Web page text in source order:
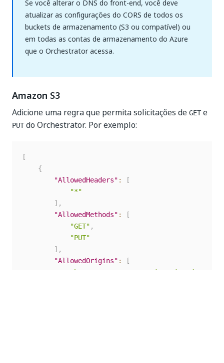
Se você alterar o DNS do front-end, você deve
atualizar as configurações do CORS de todos os
buckets de armazenamento (S3 ou compatível) ou
em todas as contas de armazenamento do Azure
que o Orchestrator acessa.
Amazon S3
Adicione uma regra que permita solicitações de GETe
PUTdo Orchestrator. Por exemplo:
[
{
"AllowedHeaders" :
[
"*"
] ,
"AllowedMethods" :
[
"GET" ,
"PUT"
] ,
"AllowedOrigins" :
[
"https://